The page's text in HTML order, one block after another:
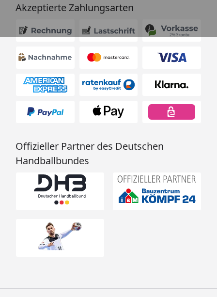
Akzeptierte Zahlungsarten
Offizieller Partner des Deutschen
Handballbundes